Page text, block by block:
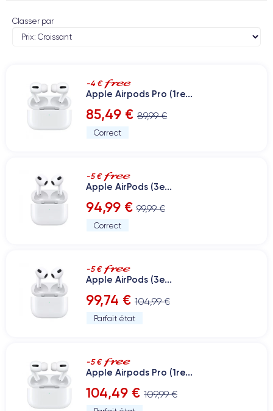
Classer par
-4 €
Apple Airpods Pro (1re...
85,49 € 89,99 €
Correct
-5 €
Apple AirPods (3e...
94,99 € 99,99 €
Correct
-5 €
Apple AirPods (3e...
99,74 € 104,99 €
Parfait état
-5 €
Apple Airpods Pro (1re...
104,49 € 109,99 €